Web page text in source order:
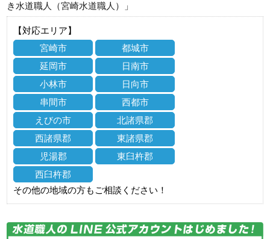
き水道職人（宮崎水道職人）」
【対応エリア】
宮崎市
都城市
延岡市
日南市
小林市
日向市
串間市
西都市
えびの市
北諸県郡
西諸県郡
東諸県郡
児湯郡
東臼杵郡
西臼杵郡
その他の地域の方もご相談ください！